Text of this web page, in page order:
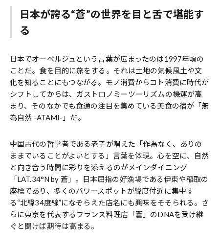
日本が誇る“蒼”の世界を目と舌で堪能す
る
日本でオーベルジュという言葉が広まったのは1997年頃の
ことだ。食を目的に旅をする。それは土地の気候風土や文
化を知ることにもつながる。モノ消費からコト消費に時代が
シフトしてからは、ガストロノミーツーリズムの機運が高
まり、そのなかでも食通の注目を集めている美食の宿が「無
為自然 -ATAMI-」だ。
中国古代の哲学者である老子が唱えた「作為なく、ありの
ままでいることがよいとする」言葉を体現。心を空に、自然
と向き合う時間に彩りを添えるのがメインダイニング
「LAT.34°N by 蒼」。日本屈指の好漁場である伊東や稲取の
座標であり、多くのパワースポットが緯度付近に集中す
る“北緯34度線”になぞらえた店名にも興味をそそられる。さ
らに東京を代表するフランス料理店「蒼」のDNAを受け継
ぐと聞けば期待は高まる。